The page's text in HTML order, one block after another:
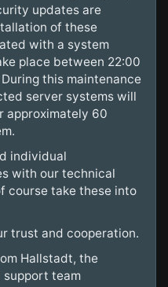
updates are
of these
with a system
place between 22:00
this maintenance
server systems will
approximately 60
individual
with our technical
course take these into
trust and cooperation.
Hallstadt, the
team